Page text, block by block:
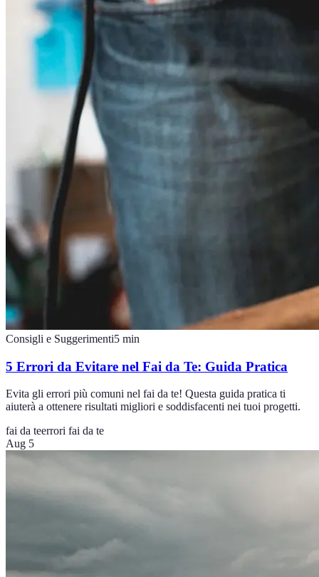
Consigli e Suggerimenti5 min
5 Errori da Evitare nel Fai da Te: Guida Pratica
Evita gli errori più comuni nel fai da te! Questa guida pratica ti
aiuterà a ottenere risultati migliori e soddisfacenti nei tuoi progetti.
fai da teerrori fai da te
Aug 5